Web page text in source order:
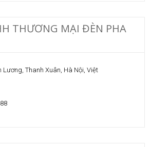
THƯƠNG MẠI ĐÈN PHA
Lương, Thanh Xuân, Hà Nội, Việt